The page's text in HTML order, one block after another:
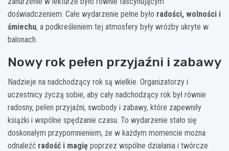
doświadczeniem. Całe wydarzenie pełne było radości, wolności i
śmiechu, a podkreśleniem tej atmosfery były wróżby ukryte w
balonach.
Nowy rok pełen przyjaźni i zabawy
Nadzieje na nadchodzący rok są wielkie. Organizatorzy i
uczestnicy życzą sobie, aby cały nadchodzący rok był równie
radosny, pełen przyjaźni, swobody i zabawy, które zapewniły
książki i wspólne spędzanie czasu. To wydarzenie stało się
doskonałym przypomnieniem, że w każdym momencie można
odnaleźć radość i magię poprzez wspólne działania i twórcze